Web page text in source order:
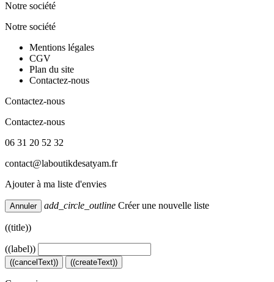
Notre société
Notre société
Mentions légales
CGV
Plan du site
Contactez-nous
Contactez-nous
Contactez-nous
06 31 20 52 32
contact@laboutikdesatyam.fr
Ajouter à ma liste d'envies
Annuler add_circle_outline Créer une nouvelle liste
((title))
((label))
((cancelText)) ((createText))